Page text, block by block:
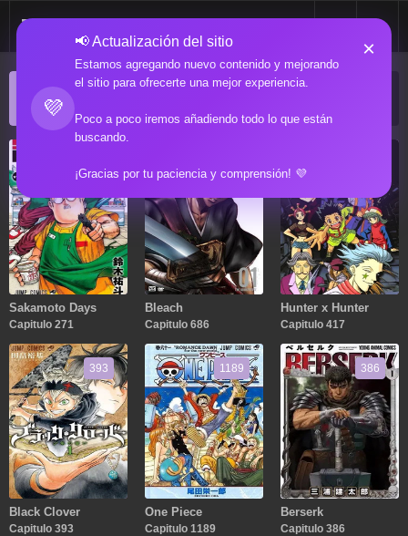
💜
📢 Actualización del sitio
Estamos agregando nuevo contenido y mejorando
el sitio para ofrecerte una mejor experiencia.
Poco a poco iremos añadiendo todo lo que están
buscando.
¡Gracias por tu paciencia y comprensión! 💜
×
ACTUALIZACIONES POPULARES
Sakamoto Days
Capitulo 271
Bleach
Capitulo 686
Hunter x Hunter
Capitulo 417
393
Black Clover
Capitulo 393
1189
One Piece
Capitulo 1189
386
Berserk
Capitulo 386